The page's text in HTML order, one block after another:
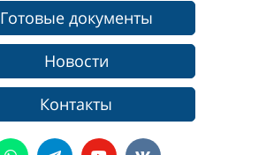
Готовые документы
Новости
Контакты